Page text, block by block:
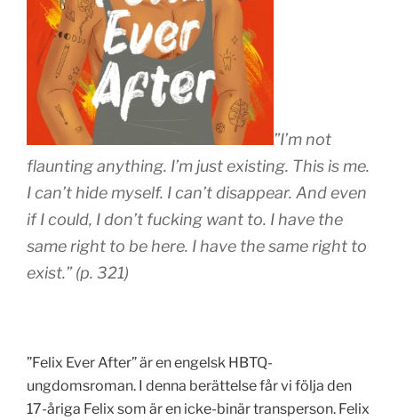
”I’m not
flaunting anything. I’m just existing. This is me.
I can’t hide myself. I can’t disappear. And even
if I could, I don’t fucking want to. I have the
same right to be here. I have the same right to
exist.” (p. 321)
”Felix Ever After” är en engelsk HBTQ-
ungdomsroman. I denna berättelse får vi följa den
17-åriga Felix som är en icke-binär transperson. Felix